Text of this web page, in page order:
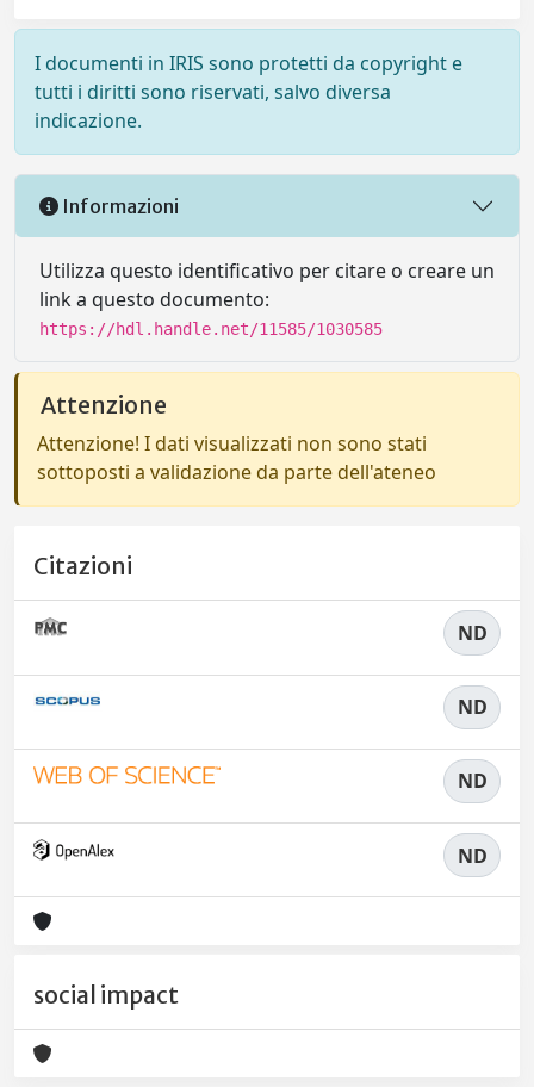
I documenti in IRIS sono protetti da copyright e
tutti i diritti sono riservati, salvo diversa
indicazione.
Informazioni
Utilizza questo identificativo per citare o creare un
link a questo documento:
https://hdl.handle.net/11585/1030585
Attenzione
Attenzione! I dati visualizzati non sono stati
sottoposti a validazione da parte dell'ateneo
Citazioni
ND
ND
ND
ND
social impact